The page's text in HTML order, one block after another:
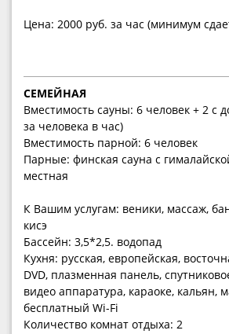
Цена: 2000 руб. за час (минимум
СЕМЕЙНАЯ
Вместимость сауны: 6 человек + 2 с
за человека в час)
Вместимость парной: 6 человек
Парные: финская сауна с
местная
К Вашим услугам: веники, массаж,
кисэ
Бассейн: 3,5*2,5. водопад
Кухня: русская, европейская,
DVD, плазменная панель,
видео аппаратура, караоке, кальян,
бесплатный Wi-Fi
Количество комнат отдыха: 2